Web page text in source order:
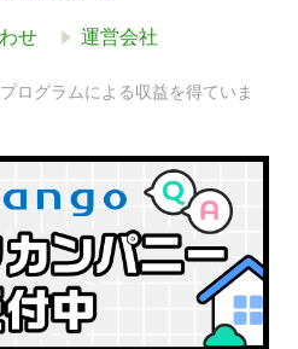
せ 運営会社
ログラムによる収益を得ていま